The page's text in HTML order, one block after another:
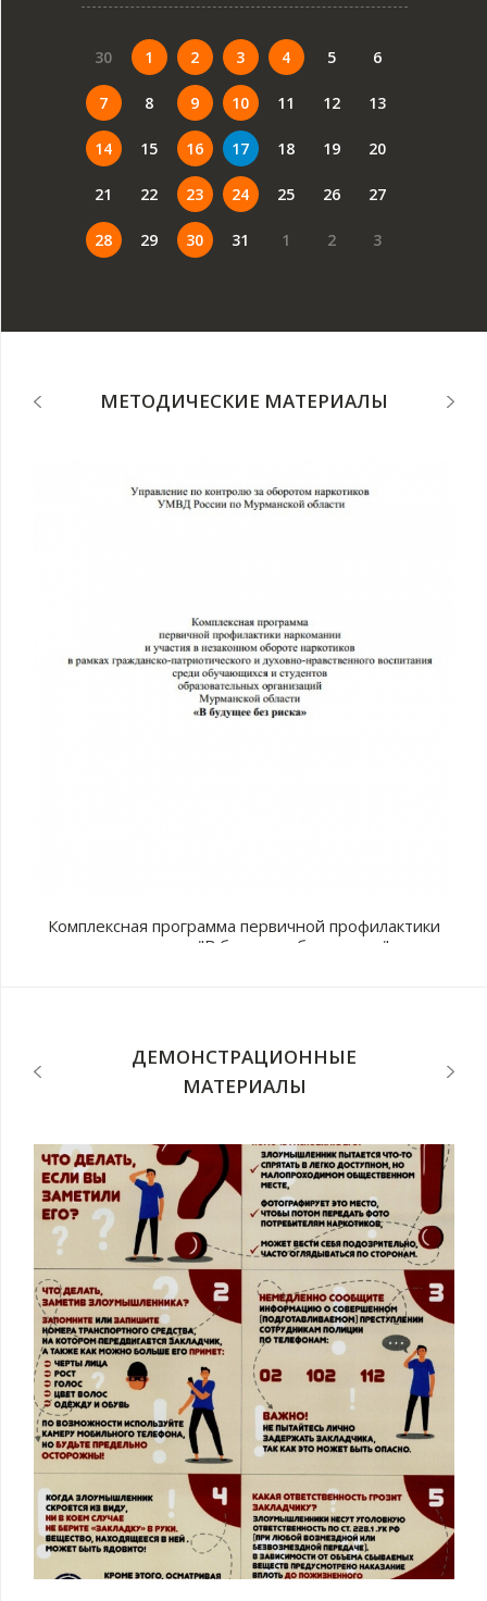
30 1 2 3 4 5 6
7 8 9 10 11 12 13
14 15 16 17 18 19 20
21 22 23 24 25 26 27
28 29 30 31 1 2 3
МЕТОДИЧЕСКИЕ МАТЕРИАЛЫ
Комплексная программа первичной профилактики
наркомании "В будущее без рисков"
ДЕМОНСТРАЦИОННЫЕ
МАТЕРИАЛЫ